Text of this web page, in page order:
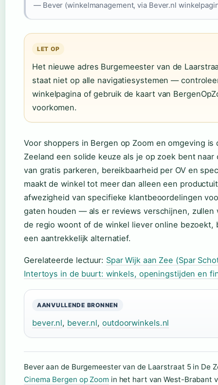
— Bever (winkelmanagement, via Bever.nl
LET OP
Het nieuwe adres Burgemeester van de
staat niet op alle navigatiesystemen —
winkelpagina of gebruik de kaart van
voorkomen.
Voor shoppers in Bergen op Zoom en omgeving
Zeeland een solide keuze als je op zoek bent
van gratis parkeren, bereikbaarheid per OV en
maakt de winkel tot meer dan alleen een
afwezigheid van specifieke klantbeoordelingen
gaten houden — als er reviews verschijnen,
de regio woont of de winkel liever online bezoekt,
een aantrekkelijk alternatief.
Gerelateerde lectuur: Spar Wijk aan Zee (Spar
Intertoys in de buurt: winkels, openingstijden en
AANVULLENDE BRONNEN
bever.nl, bever.nl,outdoorwinkels.nl
Bever aan de Burgemeester van de Laarstraat 5 in De
Cinema Bergen op Zoom in het hart van West-Brabant